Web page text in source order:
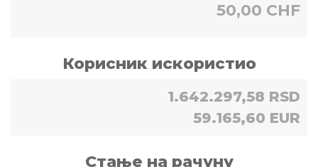
50,00 CHF
Корисник искористио
1.642.297,58 RSD
59.165,60 EUR
Стање на рачуну